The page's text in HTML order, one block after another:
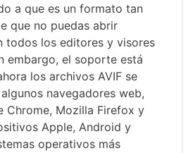
a que es un formato tan
que no puedas abrir
todos los editores y visores
embargo, el soporte está
los archivos AVIF se
navegadores web,
Chrome, Mozilla Firefox y
Apple, Android y
operativos más